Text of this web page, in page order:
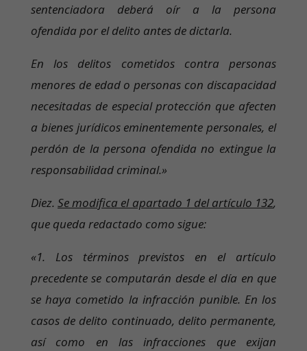
sentenciadora deberá oír a la persona
ofendida por el delito antes de dictarla.
En los delitos cometidos contra personas
menores de edad o personas con discapacidad
necesitadas de especial protección que afecten
a bienes jurídicos eminentemente personales, el
perdón de la persona ofendida no extingue la
responsabilidad criminal.»
Diez. Se modifica el apartado 1 del artículo 132,
que queda redactado como sigue:
«1. Los términos previstos en el artículo
precedente se computarán desde el día en que
se haya cometido la infracción punible. En los
casos de delito continuado, delito permanente,
así como en las infracciones que exijan